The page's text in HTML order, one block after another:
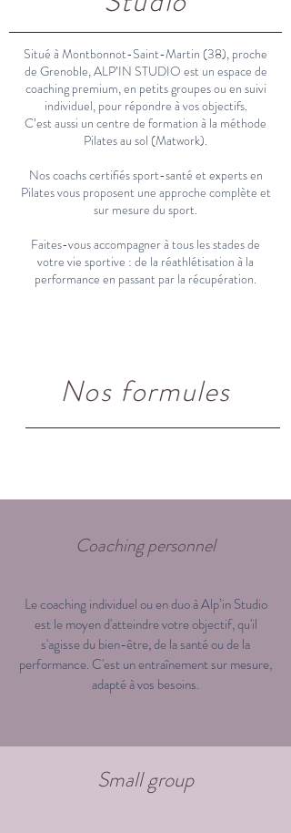
Situé à Montbonnot-Saint-Martin (38), proche
de Grenoble, ALP’IN STUDIO est un espace de
coaching premium, en petits groupes ou en suivi
individuel, pour répondre à vos objectifs.
C’est aussi un centre de formation à la méthode
Pilates au sol (Matwork).
Nos coachs certifiés sport-santé et experts en
Pilates vous proposent une approche complète et
sur mesure du sport.
Faites-vous accompagner à tous les stades de
votre vie sportive : de la réathlétisation à la
performance en passant par la récupération.
Nos formules
Coaching personnel
Le coaching individuel ou en duo à Alp’in Studio
est le moyen d'atteindre votre objectif, qu'il
s'agisse du bien-être, de la santé ou de la
performance. C'est un entraînement sur mesure,
adapté à vos besoins.
Small group